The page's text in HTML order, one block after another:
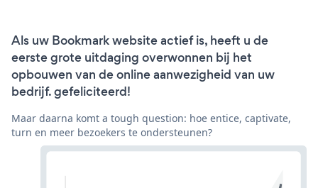
Als uw Bookmark website actief is, heeft u de
eerste grote uitdaging overwonnen bij het
opbouwen van de online aanwezigheid van uw
bedrijf. gefeliciteerd!
Maar daarna komt a tough question: hoe entice, captivate,
turn en meer bezoekers te ondersteunen?